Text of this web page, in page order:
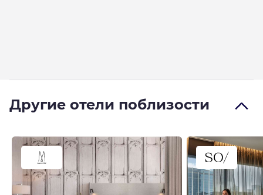
Другие отели поблизости